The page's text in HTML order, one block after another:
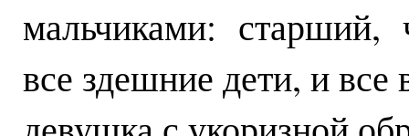
мальчиками: старший,
все здешние дети, и